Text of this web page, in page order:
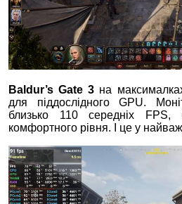
Baldur’s Gate 3 на
для піддослідного GPU.
близько 110 середніх FPS,
комфортного рівня. І це у